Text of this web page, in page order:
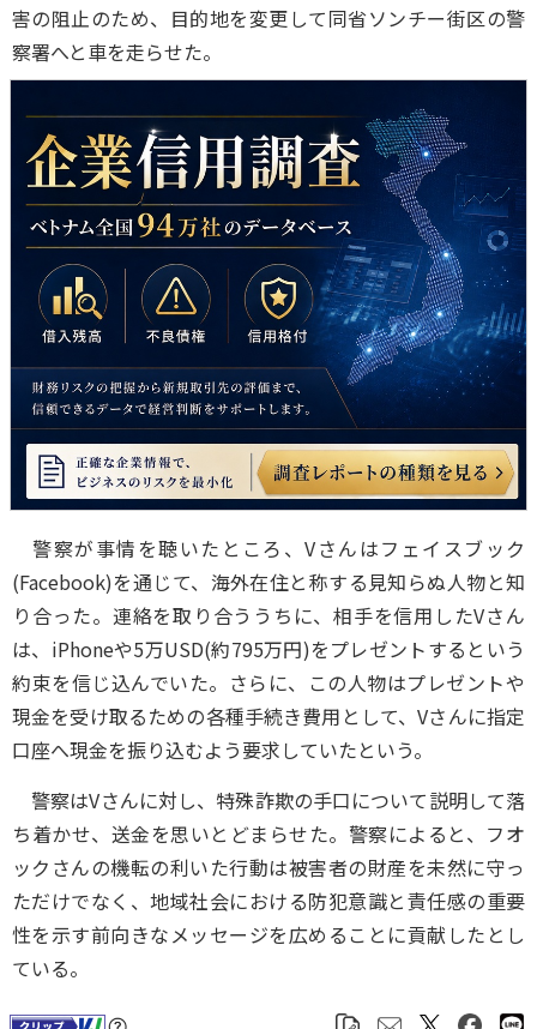
害の阻止のため、目的地を変更して同省ソンチー街区の警
察署へと車を走らせた。
警察が事情を聴いたところ、Vさんはフェイスブック
(Facebook)を通じて、海外在住と称する見知らぬ人物と知
り合った。連絡を取り合ううちに、相手を信用したVさん
は、iPhoneや5万USD(約795万円)をプレゼントするという
約束を信じ込んでいた。さらに、この人物はプレゼントや
現金を受け取るための各種手続き費用として、Vさんに指定
口座へ現金を振り込むよう要求していたという。
警察はVさんに対し、特殊詐欺の手口について説明して落
ち着かせ、送金を思いとどまらせた。警察によると、フオ
ックさんの機転の利いた行動は被害者の財産を未然に守っ
ただけでなく、地域社会における防犯意識と責任感の重要
性を示す前向きなメッセージを広めることに貢献したとし
ている。